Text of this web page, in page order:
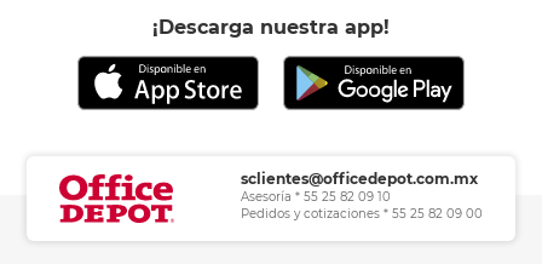
¡Descarga nuestra app!
sclientes@officedepot.com.mx
Asesoría * 55 25 82 09 10
Pedidos y cotizaciones * 55 25 82 09 00